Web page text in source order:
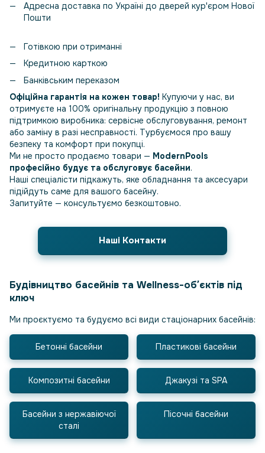
Адресна доставка по Україні до дверей кур'єром Нової
Пошти
Готівкою при отриманні
Кредитною карткою
Банківським переказом
Офіційна гарантія на кожен товар! Купуючи у нас, ви
отримуєте на 100% оригінальну продукцію з повною
підтримкою виробника: сервісне обслуговування, ремонт
або заміну в разі несправності. Турбуємося про вашу
безпеку та комфорт при покупці.
Ми не просто продаємо товари — ModernPools
професійно будує та обслуговує басейни.
Наші спеціалісти підкажуть, яке обладнання та аксесуари
підійдуть саме для вашого басейну.
Запитуйте — консультуємо безкоштовно.
Наші Контакти
Будівництво басейнів та Wellness-обʼєктів під
ключ
Ми проєктуємо та будуємо всі види стаціонарних басейнів:
Бетонні басейни Пластикові басейни
Композитні басейни Джакузі та SPA
Басейни з нержавіючої
сталі
Пісочні басейни